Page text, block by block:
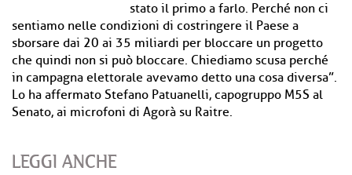
stato il primo a farlo. Perché non ci
sentiamo nelle condizioni di costringere il Paese a
sborsare dai 20 ai 35 miliardi per bloccare un progetto
che quindi non si può bloccare. Chiediamo scusa perché
in campagna elettorale avevamo detto una cosa diversa”.
Lo ha affermato Stefano Patuanelli, capogruppo M5S al
Senato, ai microfoni di Agorà su Raitre.
LEGGI ANCHE